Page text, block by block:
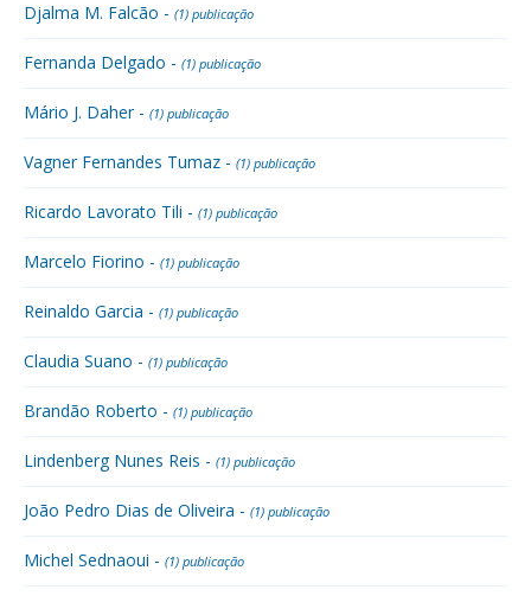
Djalma M. Falcão - (1) publicação
Fernanda Delgado - (1) publicação
Mário J. Daher - (1) publicação
Vagner Fernandes Tumaz - (1) publicação
Ricardo Lavorato Tili - (1) publicação
Marcelo Fiorino - (1) publicação
Reinaldo Garcia - (1) publicação
Claudia Suano - (1) publicação
Brandão Roberto - (1) publicação
Lindenberg Nunes Reis - (1) publicação
João Pedro Dias de Oliveira - (1) publicação
Michel Sednaoui - (1) publicação